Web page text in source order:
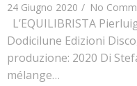
24 Giugno 2020 / No
L’EQUILIBRISTA
Dodicilune Edizioni
produzione: 2020 Di
mélange…